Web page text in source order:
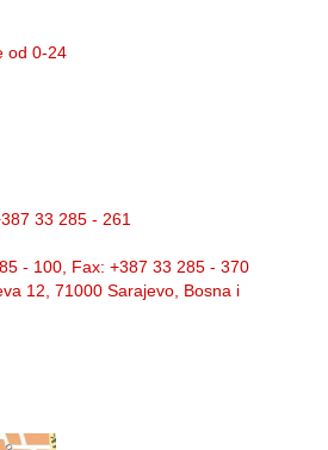
od 0-24
33 285 - 261
- 100, Fax: +387 33 285 - 370
12, 71000 Sarajevo, Bosna i